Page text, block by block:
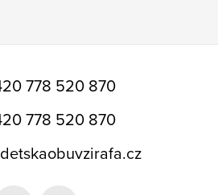
778 520 870
778 520 870
detskaobuvzirafa.cz